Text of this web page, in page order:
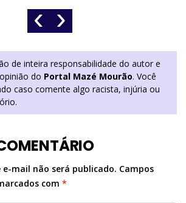
‹ ›
de inteira responsabilidade do autor e
do Portal Mazé Mourão. Você
caso comente algo racista, injúria ou
e-mail não será publicado. Campos
com *